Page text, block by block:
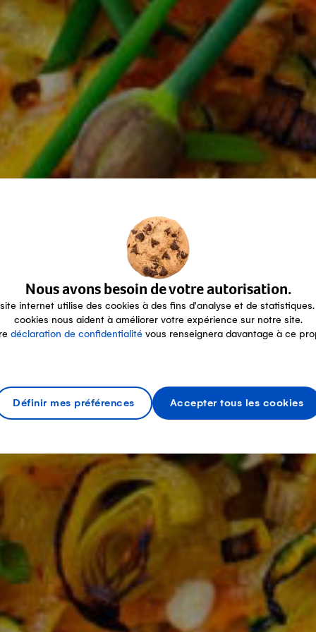
Nous avons besoin de votre autorisation.
internet utilise des cookies à des fins d'analyse et de statistiques.
cookies nous aident à améliorer votre expérience sur notre site.
déclaration de confidentialité vous renseignera davantage à ce
Définir mes préférences Accepter tous les cookies